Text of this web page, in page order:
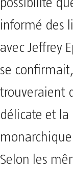
possibilité
informé des
avec Jeffrey
se
trouveraient
délicate et la
Selon les